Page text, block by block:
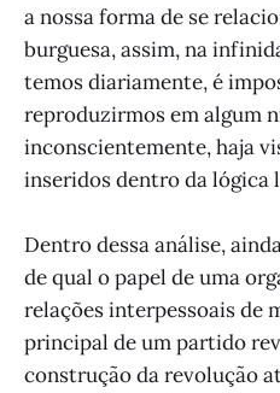
a nossa forma de se
burguesa, assim, na
temos diariamente, é
reproduzirmos em algum
inconscientemente, haja
inseridos dentro da lógica
Dentro dessa análise,
de qual o papel de uma
relações interpessoais de
principal de um partido
construção da revolução